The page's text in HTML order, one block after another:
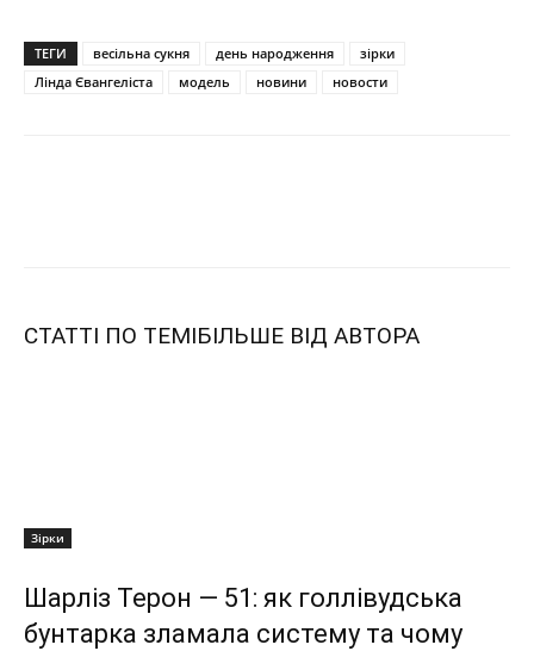
ТЕГИ весільна сукня день народження
зірки
Лінда Євангеліста
модель новини новости
СТАТТІ ПО ТЕМІБІЛЬШЕ ВІД АВТОРА
Зірки
Шарліз Терон — 51: як голлівудська
бунтарка зламала систему та чому